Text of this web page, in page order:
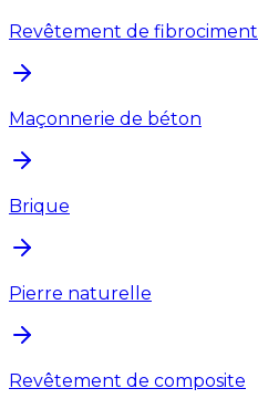
Revêtement de fibrociment
Maçonnerie de béton
Brique
Pierre naturelle
Revêtement de composite